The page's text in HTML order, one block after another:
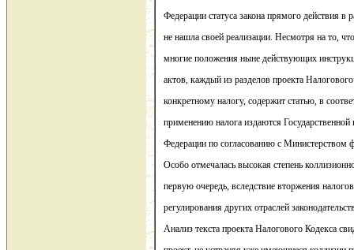
Федерации статуса закона прямого действия в
не нашла своей реализации. Несмотря на то,
многие положения ныне действующих
актов, каждый из разделов проекта
конкретному налогу, содержит статью, в
применению налога издаются
Федерации по согласованию с Министерством
Особо отмечалась высокая степень
первую очередь, вследствие вторжения
регулирования других отраслей
Анализ текста проекта Налогового Кодекса